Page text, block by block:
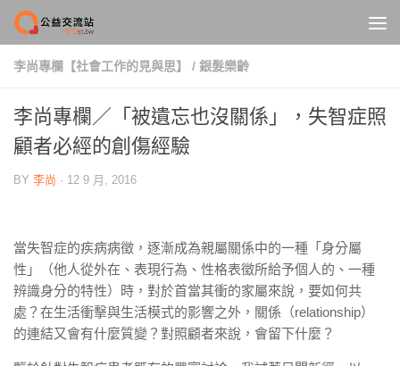
Skip to content
李尚專欄【社會工作的見與思】 / 銀髮樂齡
李尚專欄／「被遺忘也沒關係」，失智症照
顧者必經的創傷經驗
BY 李尚 · 12 9 月, 2016
當失智症的疾病病徵，逐漸成為親屬關係中的一種「身分屬
性」（他人從外在、表現行為、性格表徵所給予個人的、一種
辨識身分的特性）時，對於首當其衝的家屬來說，要如何共
處？在生活衝擊與生活模式的影響之外，關係（relationship）
的連結又會有什麼質變？對照顧者來說，會留下什麼？